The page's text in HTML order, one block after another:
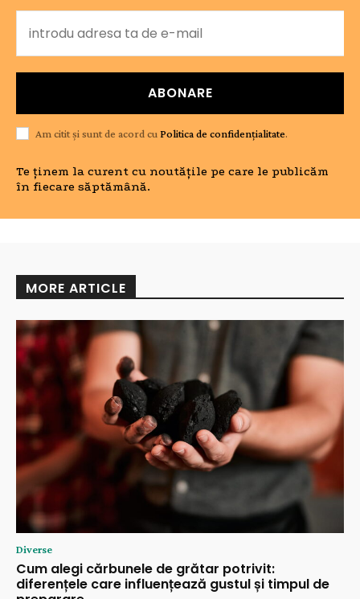
ABONARE
Am citit și sunt de acord cu Politica de confidențialitate.
Te ținem la curent cu noutățile pe care le publicăm
în fiecare săptămână.
MORE ARTICLE
Diverse
Cum alegi cărbunele de grătar potrivit:
diferențele care influențează gustul și timpul de